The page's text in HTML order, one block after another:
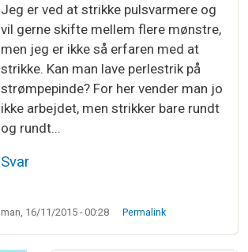
Jeg er ved at strikke pulsvarmere og
vil gerne skifte mellem flere mønstre,
men jeg er ikke så erfaren med at
strikke. Kan man lave perlestrik på
strømpepinde? For her vender man jo
ikke arbejdet, men strikker bare rundt
og rundt...
Svar
man, 16/11/2015 - 00:28 Permalink